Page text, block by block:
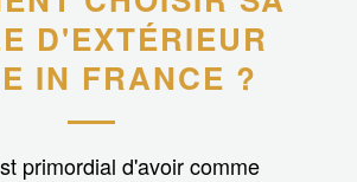
D'EXTÉRIEUR
IN FRANCE ?
primordial d'avoir comme